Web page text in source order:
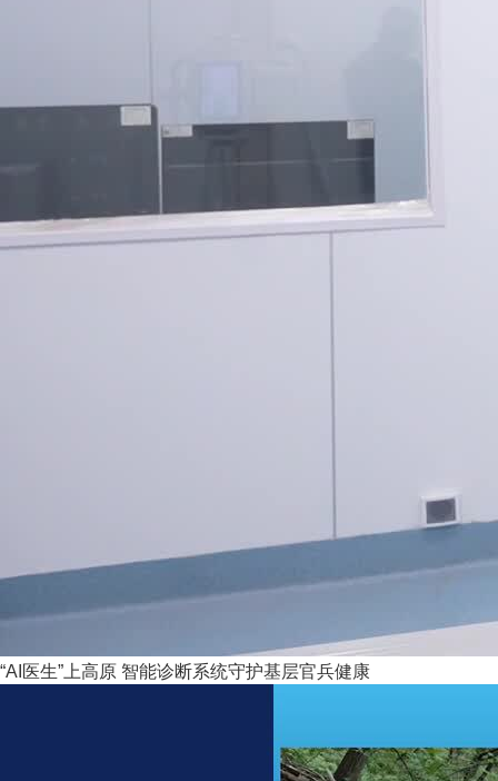
“AI医生”上高原 智能诊断系统守护基层官兵健康